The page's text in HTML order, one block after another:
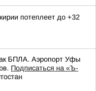
потеплеет до +32
БПЛА. Аэропорт Уфы
Подписаться на «Ъ-